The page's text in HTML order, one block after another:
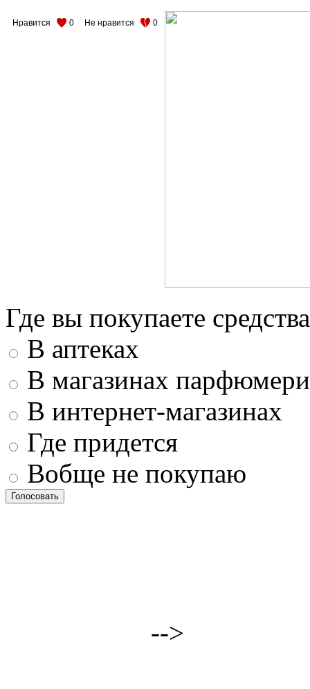
Нравится 0 Не нравится 0
Где вы покупаете
В аптеках
В магазинах
В интернет-магазинах
Где придется
Вобще не покупаю
-->